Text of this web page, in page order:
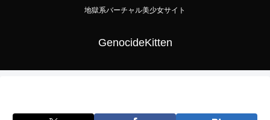
地獄系バーチャル美少女サイト
GenocideKitten